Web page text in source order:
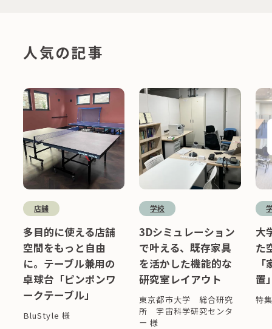
人気の記事
店舗
多目的に使える店舗
空間をもっと自由
に。テーブル兼用の
卓球台「ピンポンワ
ークテーブル」
BluStyle 様
学校
3Dシミュレーション
で叶える、既存家具
を活かした機能的な
研究室レイアウト
東京都市大学 総合研究
所 宇宙科学研究センタ
ー 様
大
た
置
特